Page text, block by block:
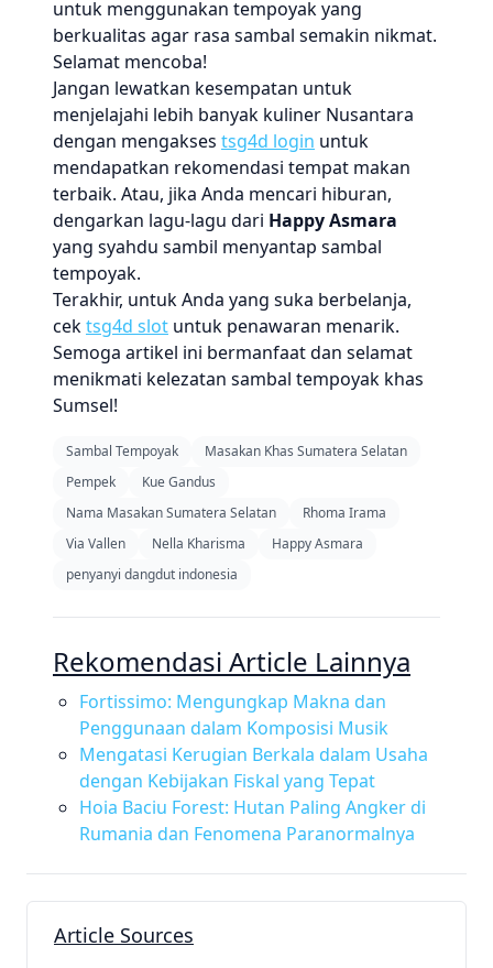
untuk menggunakan tempoyak yang
berkualitas agar rasa sambal semakin nikmat.
Selamat mencoba!
Jangan lewatkan kesempatan untuk
menjelajahi lebih banyak kuliner Nusantara
dengan mengakses tsg4d login untuk
mendapatkan rekomendasi tempat makan
terbaik. Atau, jika Anda mencari hiburan,
dengarkan lagu-lagu dari Happy Asmara
yang syahdu sambil menyantap sambal
tempoyak.
Terakhir, untuk Anda yang suka berbelanja,
cektsg4d slot untuk penawaran menarik.
Semoga artikel ini bermanfaat dan selamat
menikmati kelezatan sambal tempoyak khas
Sumsel!
Sambal Tempoyak
Masakan Khas Sumatera Selatan
Pempek
Kue Gandus
Nama Masakan Sumatera Selatan
Rhoma Irama
Via Vallen
Nella Kharisma
Happy Asmara
penyanyi dangdut indonesia
Rekomendasi Article Lainnya
Fortissimo: Mengungkap Makna dan
Penggunaan dalam Komposisi Musik
Mengatasi Kerugian Berkala dalam Usaha
dengan Kebijakan Fiskal yang Tepat
Hoia Baciu Forest: Hutan Paling Angker di
Rumania dan Fenomena Paranormalnya
Article Sources